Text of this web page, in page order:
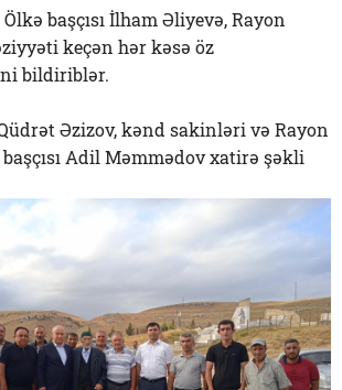
başçısı İlham Əliyevə, Rayon
keçən hər kəsə öz
bildiriblər.
Əzizov, kənd sakinləri və Rayon
Adil Məmmədov xatirə şəkli